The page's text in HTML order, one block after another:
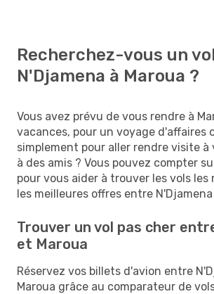
Recherchez-vous un
N'Djamena à Maroua ?
Vous avez prévu de vous rendre à
vacances, pour un voyage d'affaires
simplement pour aller rendre visite
à des amis ? Vous pouvez compter
pour vous aider à trouver les vols les
les meilleures offres entre
Trouver un vol pas cher
et Maroua
Réservez vos billets d'avion entre
Maroua grâce au comparateur de